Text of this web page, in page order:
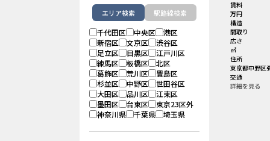
エリア検索 駅路線検索
千代田区 中央区
港区
新宿区
文京区
渋谷区
足立区
目黒区
江戸川区
練馬区
板橋区
北区
葛飾区
荒川区
豊島区
杉並区
中野区
世田谷区
大田区
品川区
江東区
墨田区
台東区
東京23区外
神奈川県
千葉県 埼玉県
賃料
万円
構造
間取り
広さ
㎡
住所
東京都中野区
交通
詳細を見る